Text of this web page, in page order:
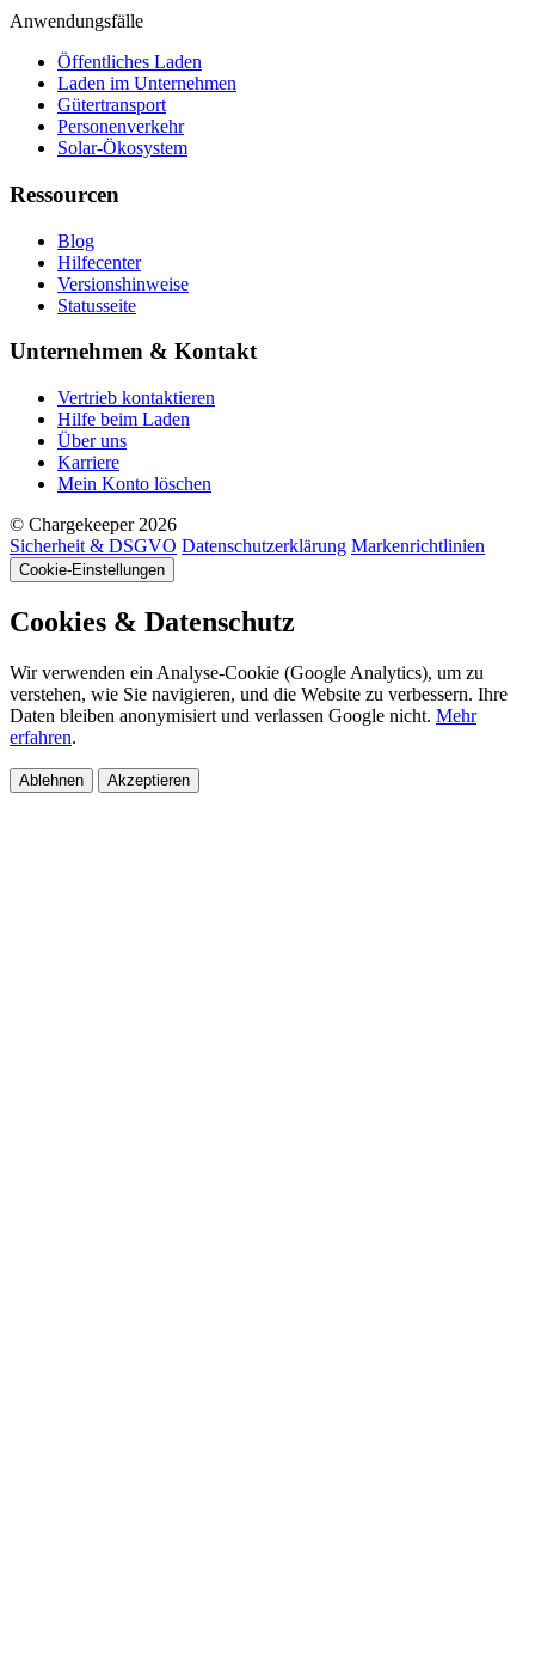
Anwendungsfälle
Öffentliches Laden
Laden im Unternehmen
Gütertransport
Personenverkehr
Solar-Ökosystem
Ressourcen
Blog
Hilfecenter
Versionshinweise
Statusseite
Unternehmen & Kontakt
Vertrieb kontaktieren
Hilfe beim Laden
Über uns
Karriere
Mein Konto löschen
© Chargekeeper 2026
Sicherheit & DSGVO Datenschutzerklärung Markenrichtlinien
Cookie-Einstellungen
Cookies & Datenschutz
Wir verwenden ein Analyse-Cookie (Google Analytics), um zu
verstehen, wie Sie navigieren, und die Website zu verbessern. Ihre
Daten bleiben anonymisiert und verlassen Google nicht. Mehr
erfahren.
Ablehnen Akzeptieren